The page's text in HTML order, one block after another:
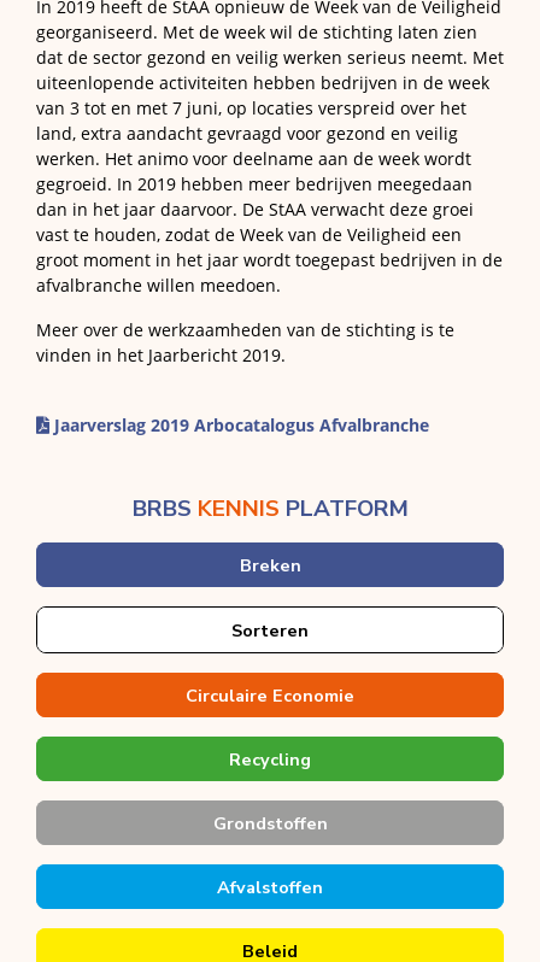
In 2019 heeft de StAA opnieuw de Week van de Veiligheid
georganiseerd. Met de week wil de stichting laten zien
dat de sector gezond en veilig werken serieus neemt. Met
uiteenlopende activiteiten hebben bedrijven in de week
van 3 tot en met 7 juni, op locaties verspreid over het
land, extra aandacht gevraagd voor gezond en veilig
werken. Het animo voor deelname aan de week wordt
gegroeid. In 2019 hebben meer bedrijven meegedaan
dan in het jaar daarvoor. De StAA verwacht deze groei
vast te houden, zodat de Week van de Veiligheid een
groot moment in het jaar wordt toegepast bedrijven in de
afvalbranche willen meedoen.
Meer over de werkzaamheden van de stichting is te
vinden in het Jaarbericht 2019.
Jaarverslag 2019 Arbocatalogus Afvalbranche
BRBS KENNIS PLATFORM
Breken
Sorteren
Circulaire Economie
Recycling
Grondstoffen
Afvalstoffen
Beleid